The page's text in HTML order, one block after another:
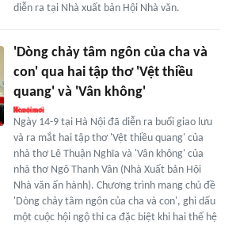
diễn ra tại Nhà xuất bản Hội Nhà văn.
'Dòng chảy tâm ngôn của cha và
con' qua hai tập thơ 'Vệt thiều
quang' và 'Vân không'
Ngày 14-9 tại Hà Nội đã diễn ra buổi giao lưu
và ra mắt hai tập thơ 'Vệt thiều quang' của
nhà thơ Lê Thuận Nghĩa và 'Vân không' của
nhà thơ Ngô Thanh Vân (Nhà Xuất bản Hội
Nhà văn ấn hành). Chương trình mang chủ đề
'Dòng chảy tâm ngôn của cha và con', ghi dấu
một cuộc hội ngộ thi ca đặc biệt khi hai thế hệ